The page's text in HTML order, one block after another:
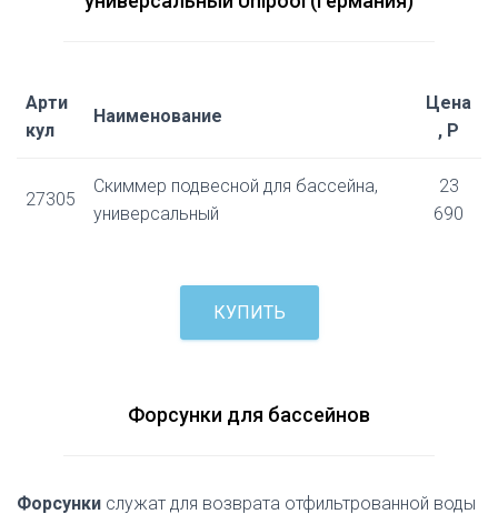
Арти
кул
Наименование
Цена
, Р
27305
Скиммер подвесной для бассейна,
универсальный
23
690
КУПИТЬ
Форсунки для бассейнов
Форсунки служат для возврата отфильтрованной воды